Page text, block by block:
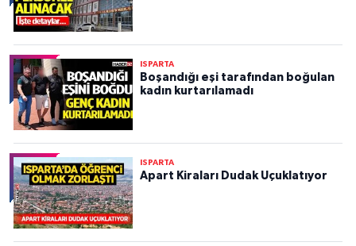
ISPARTA
Boşandığı eşi tarafından boğulan
kadın kurtarılamadı
ISPARTA
Apart Kiraları Dudak Uçuklatıyor